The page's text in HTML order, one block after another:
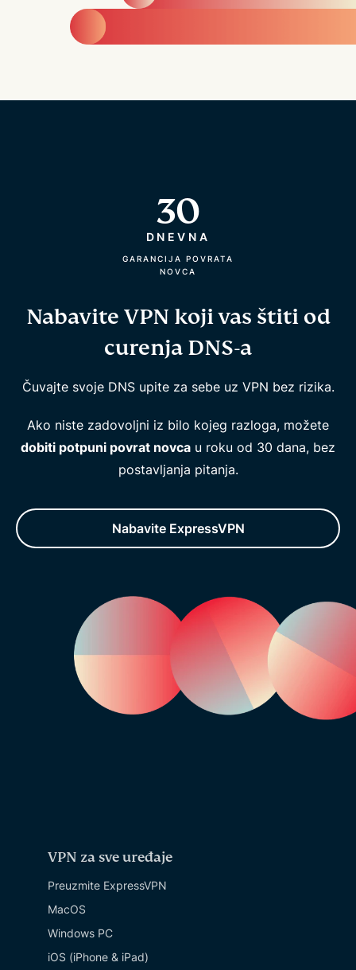
30
DNEVNA
GARANCIJA POVRATA
NOVCA
Nabavite VPN koji vas štiti od
curenja DNS-a
Čuvajte svoje DNS upite za sebe uz VPN bez rizika.
Ako niste zadovoljni iz bilo kojeg razloga, možete
dobiti potpuni povrat novca u roku od 30 dana, bez
postavljanja pitanja.
Nabavite ExpressVPN
VPN za sve uređaje
Preuzmite ExpressVPN
MacOS
Windows PC
iOS (iPhone & iPad)